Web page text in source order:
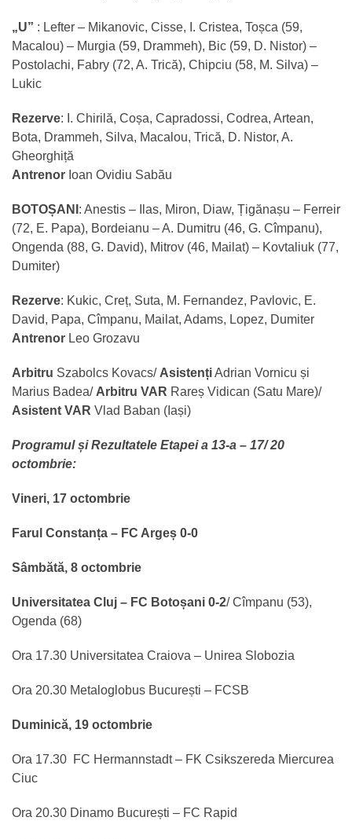
„U” : Lefter – Mikanovic, Cisse, I. Cristea, Toșca (59,
Macalou) – Murgia (59, Drammeh), Bic (59, D. Nistor) –
Postolachi, Fabry (72, A. Trică), Chipciu (58, M. Silva) –
Lukic
Rezerve: I. Chirilă, Coșa, Capradossi, Codrea, Artean,
Bota, Drammeh, Silva, Macalou, Trică, D. Nistor, A.
Gheorghiță
Antrenor Ioan Ovidiu Sabău
BOTOȘANI : Anestis – Ilas, Miron, Diaw, Țigănașu – Ferreir
(72, E. Papa), Bordeianu – A. Dumitru (46, G. Cîmpanu),
Ongenda (88, G. David), Mitrov (46, Mailat) – Kovtaliuk (77,
Dumiter)
Rezerve: Kukic, Creț, Suta, M. Fernandez, Pavlovic, E.
David, Papa, Cîmpanu, Mailat, Adams, Lopez, Dumiter
Antrenor Leo Grozavu
Arbitru Szabolcs Kovacs/ AsistențiAdrian Vornicu și
Marius Badea/ Arbitru VAR Rareș Vidican (Satu Mare)/
Asistent VAR Vlad Baban (Iași)
Programul și Rezultatele Etapei a 13-a – 17/ 20
octombrie:
Vineri, 17 octombrie
Farul Constanța – FC Argeș 0-0
Sâmbătă, 8 octombrie
Universitatea Cluj – FC Botoșani 0-2/ Cîmpanu (53),
Ogenda (68)
Ora 17.30 Universitatea Craiova – Unirea Slobozia
Ora 20.30 Metaloglobus București – FCSB
Duminică, 19 octombrie
Ora 17.30 FC Hermannstadt – FK Csikszereda Miercurea
Ciuc
Ora 20.30 Dinamo București – FC Rapid